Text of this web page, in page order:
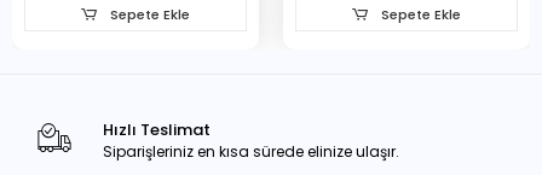
Sepete Ekle Sepete Ekle
Hızlı Teslimat
Siparişleriniz en kısa sürede elinize ulaşır.